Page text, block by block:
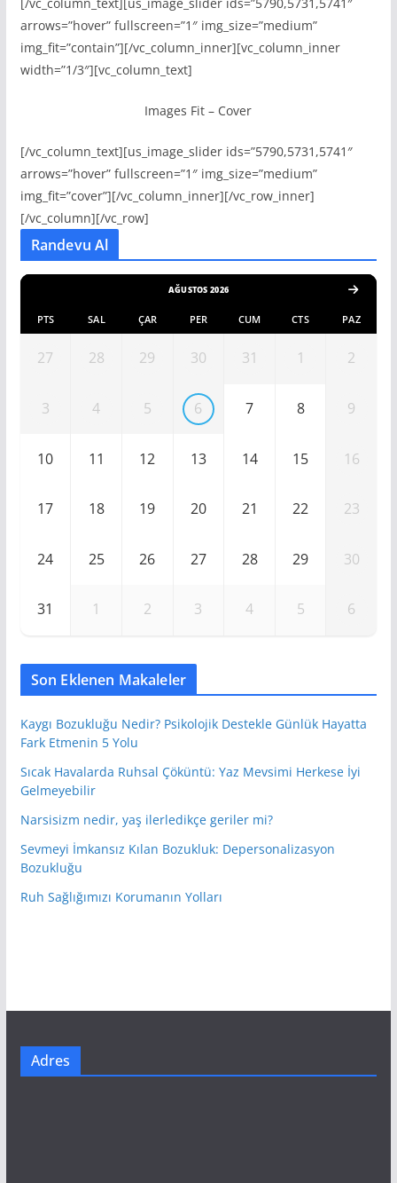
arrows=”hover” fullscreen=”1″ img_size=”medium”
img_fit=”contain”][/vc_column_inner][vc_column_inner
width=”1/3″][vc_column_text]
Images Fit – Cover
[/vc_column_text][us_image_slider ids=”5790,5731,5741″
arrows=”hover” fullscreen=”1″ img_size=”medium”
img_fit=”cover”][/vc_column_inner][/vc_row_inner]
[/vc_column][/vc_row]
Randevu Al
AĞUSTOS 2026
PTS SAL ÇAR PER CUM CTS PAZ
27 28 29 30 31 1 2
3 4 5 6 7 8 9
10 11 12 13 14 15 16
17 18 19 20 21 22 23
24 25 26 27 28 29 30
31 1 2 3 4 5 6
Son Eklenen Makaleler
Kaygı Bozukluğu Nedir? Psikolojik Destekle Günlük Hayatta
Fark Etmenin 5 Yolu
Sıcak Havalarda Ruhsal Çöküntü: Yaz Mevsimi Herkese İyi
Gelmeyebilir
Narsisizm nedir, yaş ilerledikçe geriler mi?
Sevmeyi İmkansız Kılan Bozukluk: Depersonalizasyon
Bozukluğu
Ruh Sağlığımızı Korumanın Yolları
Adres